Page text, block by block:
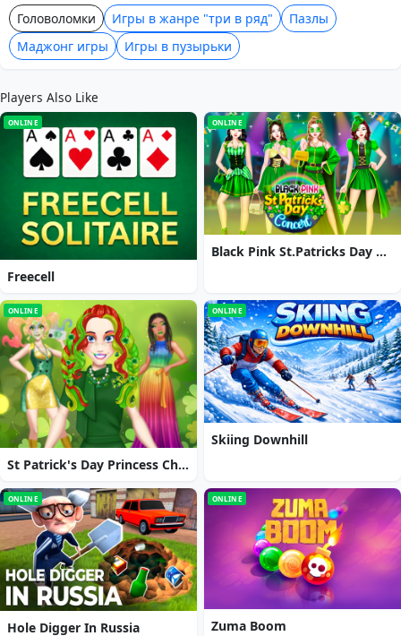
Головоломки Игры в жанре "три в ряд"
Пазлы
Маджонг игры
Игры в пузырьки
Players Also Like
ONLINE
Freecell
ONLINE
Black Pink St.Patricks Day Concert
ONLINE
St Patrick's Day Princess Challenge
ONLINE
Skiing Downhill
ONLINE
Hole Digger In Russia
ONLINE
Zuma Boom